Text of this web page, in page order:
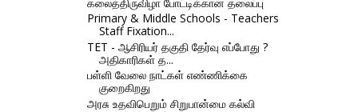
Primary & Middle Schools - Teachers
Staff Fixation...
TET - ஆசிரியர் தகுதி தேர்வு எப்போது ?
அதிகாரிகள் த...
பள்ளி வேலை நாட்கள் எண்ணிக்கை
குறைகிறது
அரசு உதவிபெறும் சிறுபான்மை கல்வி